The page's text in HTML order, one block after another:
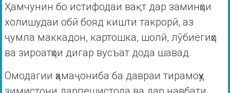
Ҳамчунин бо истифодаи вақт дар заминҳои
холишудаи обӣ бояд кишти такрорӣ, аз
ҷумла маккадон, картошка, шолӣ, лӯбиёгиҳо
ва зироатҳои дигар вусъат дода шавад.
Омодагии ҳамаҷониба ба давраи тирамоҳу